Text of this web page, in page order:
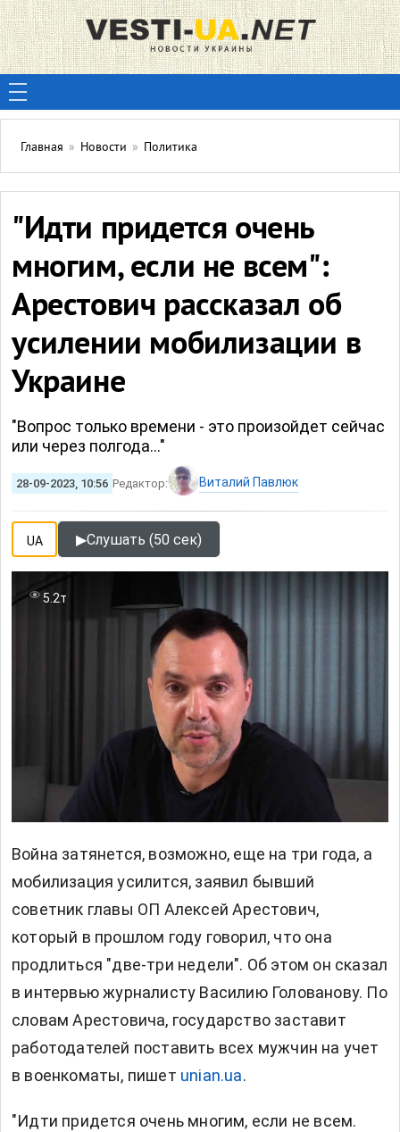
Главная » Новости » Политика
"Идти придется очень
многим, если не всем":
Арестович рассказал об
усилении мобилизации в
Украине
"Вопрос только времени - это произойдет сейчас
или через полгода..."
28-09-2023, 10:56 Редактор: Виталий Павлюк
UA ▶Слушать (50 сек)
5.2т
Война затянется, возможно, еще на три года, а
мобилизация усилится, заявил бывший
советник главы ОП Алексей Арестович,
который в прошлом году говорил, что она
продлиться "две-три недели". Об этом он сказал
в интервью журналисту Василию Голованову. По
словам Арестовича, государство заставит
работодателей поставить всех мужчин на учет
в военкоматы, пишет unian.ua.
"Идти придется очень многим, если не всем.